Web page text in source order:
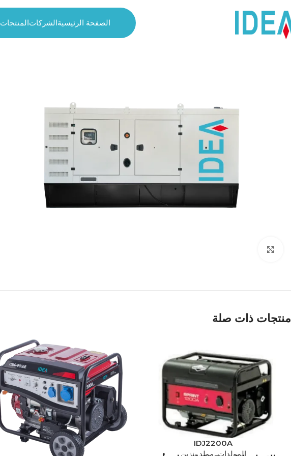
الصفحة الرئيسيةالشركاتالمنتجات
منتجات ذات صلة
IDJ2200A
المولدات,مولد بنزين